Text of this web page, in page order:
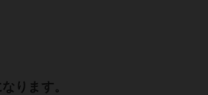
ります。